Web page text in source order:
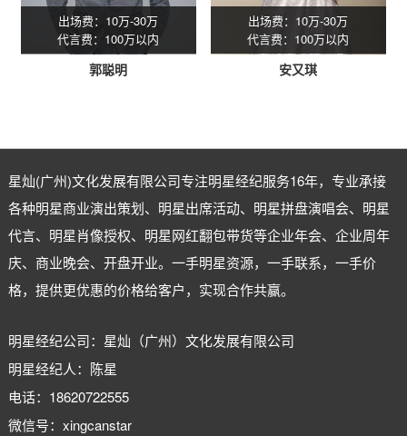
出场费：10万-30万
代言费：100万以内
郭聪明
出场费：10万-30万
代言费：100万以内
安又琪
星灿(广州)文化发展有限公司专注明星经纪服务16年，专业承接
各种明星商业演出策划、明星出席活动、明星拼盘演唱会、明星
代言、明星肖像授权、明星网红翻包带货等企业年会、企业周年
庆、商业晚会、开盘开业。一手明星资源，一手联系，一手价
格，提供更优惠的价格给客户，实现合作共赢。
明星经纪公司：星灿（广州）文化发展有限公司
明星经纪人：陈星
电话：18620722555
微信号：xingcanstar